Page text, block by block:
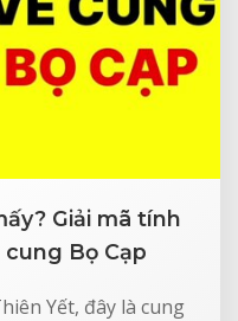
Giải mã tính
Bọ Cạp
Yết, đây là cung